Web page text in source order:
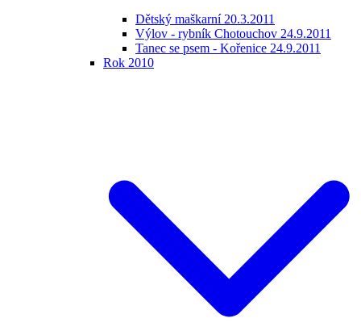
Dětský maškarní 20.3.2011
Výlov - rybník Chotouchov 24.9.2011
Tanec se psem - Kořenice 24.9.2011
Rok 2010